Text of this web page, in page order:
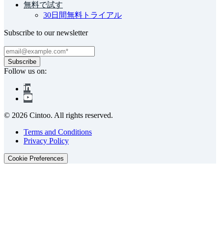
無料で試す
30日間無料トライアル
Subscribe to our newsletter
Follow us on:
© 2026 Cintoo. All rights reserved.
Terms and Conditions
Privacy Policy
Cookie Preferences